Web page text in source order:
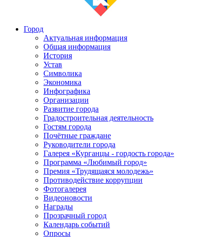
Город
Актуальная информация
Общая информация
История
Устав
Символика
Экономика
Инфографика
Организации
Развитие города
Градостроительная деятельность
Гостям города
Почётные граждане
Руководители города
Галерея «Курганцы - гордость города»
Программа «Любимый город»
Премия «Трудящаяся молодежь»
Противодействие коррупции
Фотогалерея
Видеоновости
Награды
Прозрачный город
Календарь событий
Опросы